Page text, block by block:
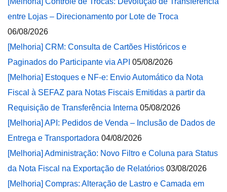
entre Lojas – Direcionamento por Lote de Troca
06/08/2026
[Melhoria] CRM: Consulta de Cartões Históricos e
Paginados do Participante via API 05/08/2026
[Melhoria] Estoques e NF-e: Envio Automático da Nota
Fiscal à SEFAZ para Notas Fiscais Emitidas a partir da
Requisição de Transferência Interna 05/08/2026
[Melhoria] API: Pedidos de Venda – Inclusão de Dados de
Entrega e Transportadora 04/08/2026
[Melhoria] Administração: Novo Filtro e Coluna para Status
da Nota Fiscal na Exportação de Relatórios 03/08/2026
[Melhoria] Compras: Alteração de Lastro e Camada em